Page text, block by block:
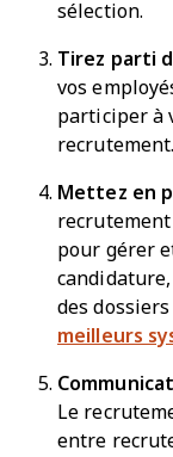
sélection.
Tirez parti
vos
participer à
recrutement.
Mettez en
pour gérer
des
meilleurs
Le
entre